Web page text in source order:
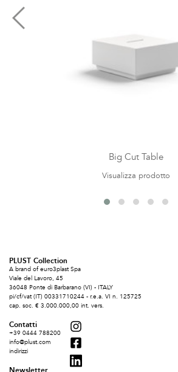
Big Cut Table
Visualizza prodotto
PLUST Collection
A brand of euro3plast Spa
Viale del Lavoro, 45
36048 Ponte di Barbarano (VI) - ITALY
pi/cf/vat (IT) 00331710244 - r.e.a. VI n. 125725
cap. soc. € 3.000.000,00 int. vers.
Contatti
+39 0444 788200
info@plust.com
indirizzi